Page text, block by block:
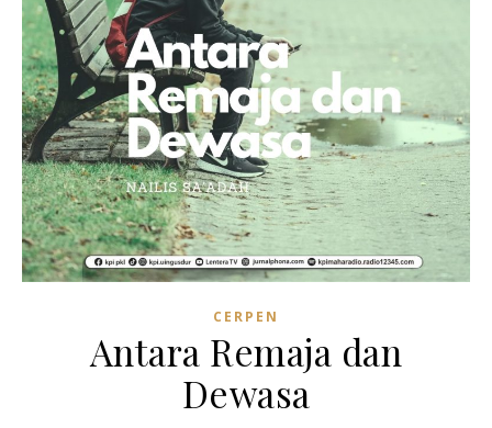
CERPEN
Antara Remaja dan
Dewasa